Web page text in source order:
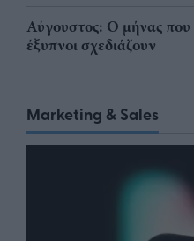
Αύγουστος: Ο μήνας που
έξυπνοι σχεδιάζουν
Marketing & Sales